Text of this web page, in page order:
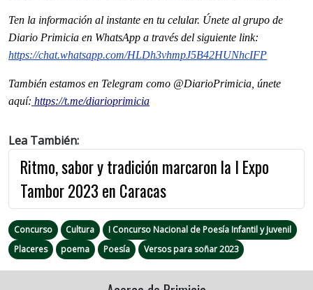
Ten la información al instante en tu celular. Únete al grupo de
Diario Primicia en WhatsApp a través del siguiente link:
https://chat.whatsapp.com/HLDh3vhmpJ5B42HUNhcIFP
También estamos en Telegram como @DiarioPrimicia, únete
aquí: https://t.me/diarioprimicia
Lea También:
Ritmo, sabor y tradición marcaron la I Expo
Tambor 2023 en Caracas
Concurso Cultura
I Concurso Nacional de Poesía Infantil y Juvenil
Placeres
poema Poesía Versos para soñar 2023